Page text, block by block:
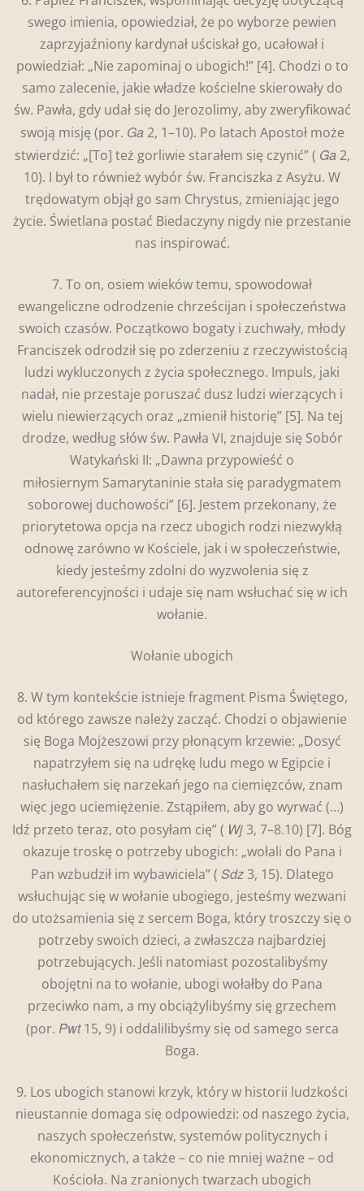
swego imienia, opowiedział, że po wyborze pewien
zaprzyjaźniony kardynał uściskał go, ucałował i
powiedział: „Nie zapominaj o ubogich!” [4]. Chodzi o to
samo zalecenie, jakie władze kościelne skierowały do
św. Pawła, gdy udał się do Jerozolimy, aby zweryfikować
swoją misję (por. Ga 2, 1–10). Po latach Apostoł może
stwierdzić: „[To] też gorliwie starałem się czynić” ( Ga 2,
10). I był to również wybór św. Franciszka z Asyżu. W
trędowatym objął go sam Chrystus, zmieniając jego
życie. Świetlana postać Biedaczyny nigdy nie przestanie
nas inspirować.
7. To on, osiem wieków temu, spowodował
ewangeliczne odrodzenie chrześcijan i społeczeństwa
swoich czasów. Początkowo bogaty i zuchwały, młody
Franciszek odrodził się po zderzeniu z rzeczywistością
ludzi wykluczonych z życia społecznego. Impuls, jaki
nadał, nie przestaje poruszać dusz ludzi wierzących i
wielu niewierzących oraz „zmienił historię” [5]. Na tej
drodze, według słów św. Pawła VI, znajduje się Sobór
Watykański II: „Dawna przypowieść o
miłosiernym Samarytaninie stała się paradygmatem
soborowej duchowości” [6]. Jestem przekonany, że
priorytetowa opcja na rzecz ubogich rodzi niezwykłą
odnowę zarówno w Kościele, jak i w społeczeństwie,
kiedy jesteśmy zdolni do wyzwolenia się z
autoreferencyjności i udaje się nam wsłuchać się w ich
wołanie.
Wołanie ubogich
8. W tym kontekście istnieje fragment Pisma Świętego,
od którego zawsze należy zacząć. Chodzi o objawienie
się Boga Mojżeszowi przy płonącym krzewie: „Dosyć
napatrzyłem się na udrękę ludu mego w Egipcie i
nasłuchałem się narzekań jego na ciemięzców, znam
więc jego uciemiężenie. Zstąpiłem, aby go wyrwać (…)
Idź przeto teraz, oto posyłam cię” ( Wj3, 7–8.10) [7]. Bóg
okazuje troskę o potrzeby ubogich: „wołali do Pana i
Pan wzbudził im wybawiciela” ( Sdz3, 15). Dlatego
wsłuchując się w wołanie ubogiego, jesteśmy wezwani
do utożsamienia się z sercem Boga, który troszczy się o
potrzeby swoich dzieci, a zwłaszcza najbardziej
potrzebujących. Jeśli natomiast pozostalibyśmy
obojętni na to wołanie, ubogi wołałby do Pana
przeciwko nam, a my obciążylibyśmy się grzechem
(por. Pwt15, 9) i oddalilibyśmy się od samego serca
Boga.
9. Los ubogich stanowi krzyk, który w historii ludzkości
nieustannie domaga się odpowiedzi: od naszego życia,
naszych społeczeństw, systemów politycznych i
ekonomicznych, a także – co nie mniej ważne – od
Kościoła. Na zranionych twarzach ubogich